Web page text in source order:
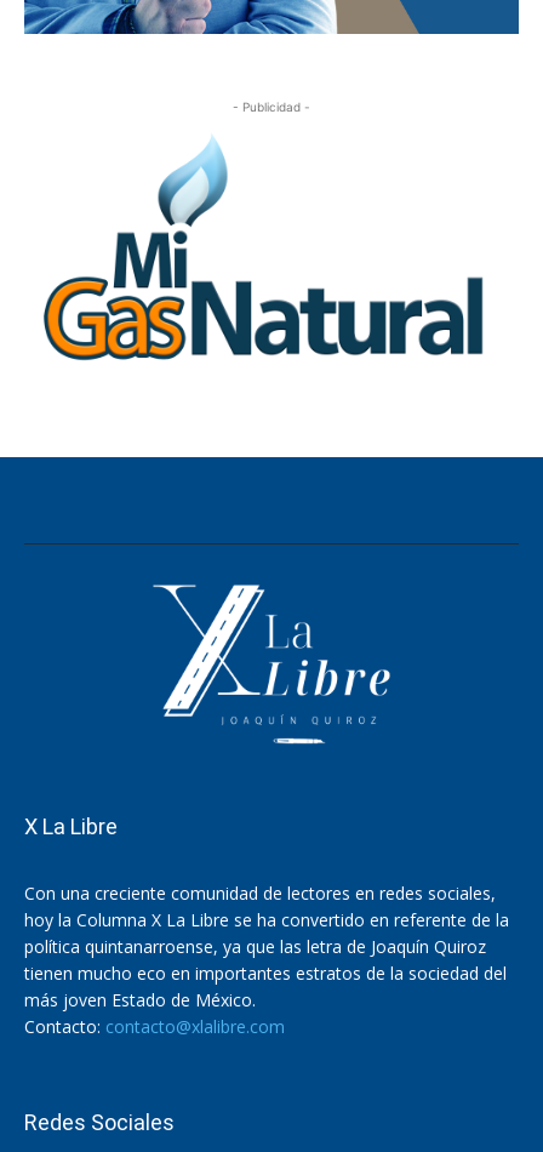
X La Libre
Con una creciente comunidad de lectores en redes sociales,
hoy la Columna X La Libre se ha convertido en referente de la
política quintanarroense, ya que las letra de Joaquín Quiroz
tienen mucho eco en importantes estratos de la sociedad del
más joven Estado de México.
Contacto: contacto@xlalibre.com
Redes Sociales